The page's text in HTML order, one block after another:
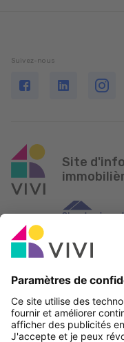
Suivez-nous
Site